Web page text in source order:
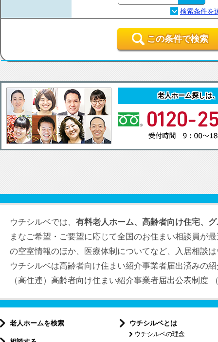
この条件で検索
老人ホーム探しは
ウチシルベでは、 有料老人ホーム、高齢者向け住宅、
まなご希望・ご要望に応じて全国のお住まい相談員が
の空室情報のほか、医療体制についてなど、入居相談
ウチシルベは高齢者向け住まい紹介事業者届出済みの
（高住連）高齢者向け住まい紹介事業者届出公表制度
老人ホームを検索 ウチシルベとは
ウチシルベの理念